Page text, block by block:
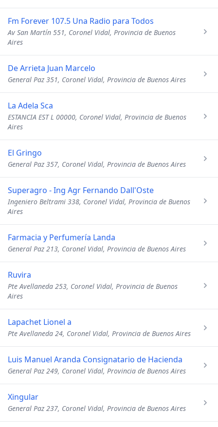
Fm Forever 107.5 Una Radio para Todos
Av San Martín 551, Coronel Vidal, Provincia de Buenos
Aires
De Arrieta Juan Marcelo
General Paz 351, Coronel Vidal, Provincia de Buenos Aires
La Adela Sca
ESTANCIA EST L 00000, Coronel Vidal, Provincia de Buenos
Aires
El Gringo
General Paz 357, Coronel Vidal, Provincia de Buenos Aires
Superagro - Ing Agr Fernando Dall'Oste
Ingeniero Beltrami 338, Coronel Vidal, Provincia de Buenos
Aires
Farmacia y Perfumería Landa
General Paz 213, Coronel Vidal, Provincia de Buenos Aires
Ruvira
Pte Avellaneda 253, Coronel Vidal, Provincia de Buenos
Aires
Lapachet Lionel a
Pte Avellaneda 24, Coronel Vidal, Provincia de Buenos Aires
Luis Manuel Aranda Consignatario de Hacienda
General Paz 249, Coronel Vidal, Provincia de Buenos Aires
Xingular
General Paz 237, Coronel Vidal, Provincia de Buenos Aires